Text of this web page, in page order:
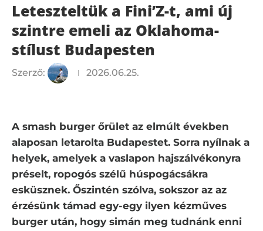
Leteszteltük a Fini’Z-t, ami új
szintre emeli az Oklahoma-
stílust Budapesten
Szerző: 2026.06.25.
A smash burger őrület az elmúlt években
alaposan letarolta Budapestet. Sorra nyílnak a
helyek, amelyek a vaslapon hajszálvékonyra
préselt, ropogós szélű húspogácsákra
esküsznek. Őszintén szólva, sokszor az az
érzésünk támad egy-egy ilyen kézműves
burger után, hogy simán meg tudnánk enni